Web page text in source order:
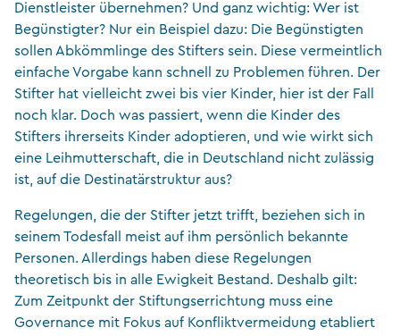
Dienstleister übernehmen? Und ganz wichtig: Wer ist
Begünstigter? Nur ein Beispiel dazu: Die Begünstigten
sollen Abkömmlinge des Stifters sein. Diese vermeintlich
einfache Vorgabe kann schnell zu Problemen führen. Der
Stifter hat vielleicht zwei bis vier Kinder, hier ist der Fall
noch klar. Doch was passiert, wenn die Kinder des
Stifters ihrerseits Kinder adoptieren, und wie wirkt sich
eine Leihmutterschaft, die in Deutschland nicht zulässig
ist, auf die Destinatärstruktur aus?
Regelungen, die der Stifter jetzt trifft, beziehen sich in
seinem Todesfall meist auf ihm persönlich bekannte
Personen. Allerdings haben diese Regelungen
theoretisch bis in alle Ewigkeit Bestand. Deshalb gilt:
Zum Zeitpunkt der Stiftungserrichtung muss eine
Governance mit Fokus auf Konfliktvermeidung etabliert